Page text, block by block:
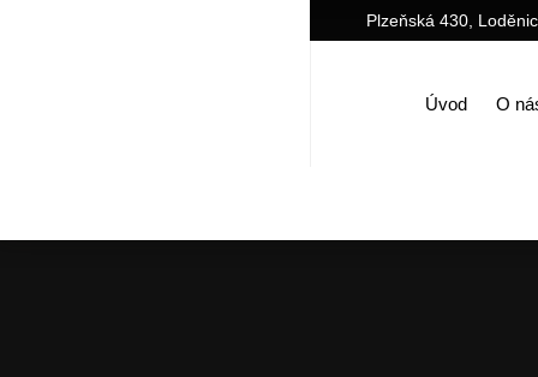
Plzeňská 430,
Úvod O